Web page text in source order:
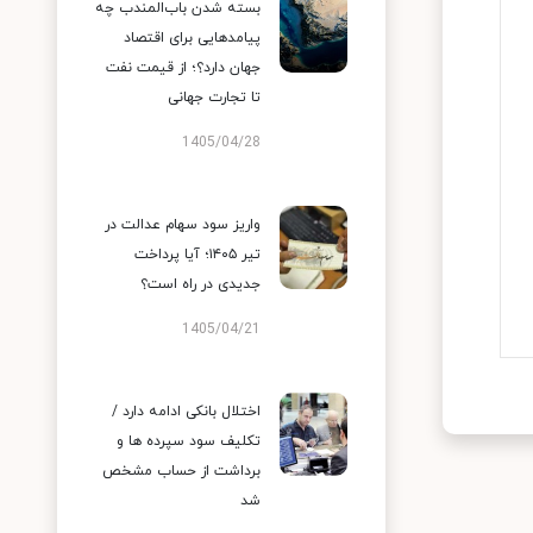
بسته شدن باب‌المندب چه
پیامدهایی برای اقتصاد
جهان دارد؟؛ از قیمت نفت
تا تجارت جهانی
1405/04/28
واریز سود سهام عدالت در
تیر ۱۴۰۵؛ آیا پرداخت
جدیدی در راه است؟
1405/04/21
اختلال بانکی ادامه دارد /
تکلیف سود سپرده ها و
برداشت از حساب مشخص
شد